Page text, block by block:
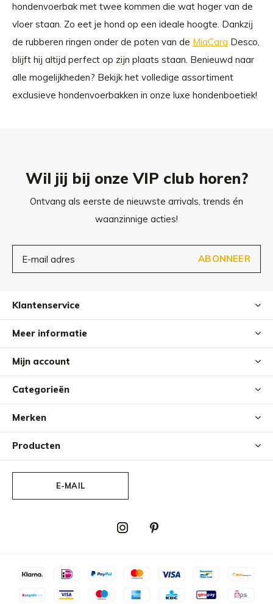
hondenvoerbak met twee kommen die wat hoger van de
vloer staan. Zo eet je hond op een ideale hoogte. Dankzij
de rubberen ringen onder de poten van de MiaCara Desco,
blijft hij altijd perfect op zijn plaats staan. Benieuwd naar
alle mogelijkheden? Bekijk het volledige assortiment
exclusieve hondenvoerbakken in onze luxe hondenboetiek!
Wil jij bij onze VIP club horen?
Ontvang als eerste de nieuwste arrivals, trends én
waanzinnige acties!
ABONNEER
Klantenservice
Meer informatie
Mijn account
Categorieën
Merken
Producten
E-MAIL